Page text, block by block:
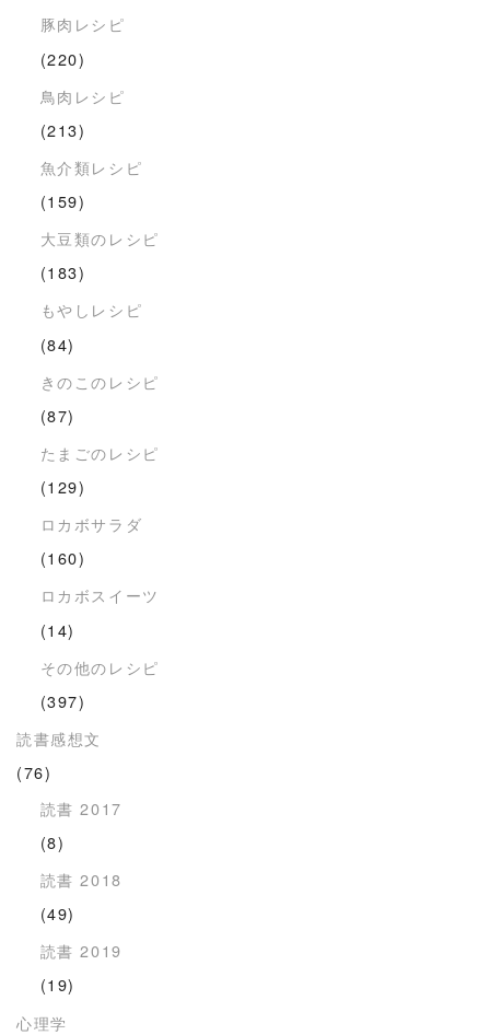
豚肉レシピ
(220)
鳥肉レシピ
(213)
魚介類レシピ
(159)
大豆類のレシピ
(183)
もやしレシピ
(84)
きのこのレシピ
(87)
たまごのレシピ
(129)
ロカボサラダ
(160)
ロカボスイーツ
(14)
その他のレシピ
(397)
読書感想文
(76)
読書 2017
(8)
読書 2018
(49)
読書 2019
(19)
心理学